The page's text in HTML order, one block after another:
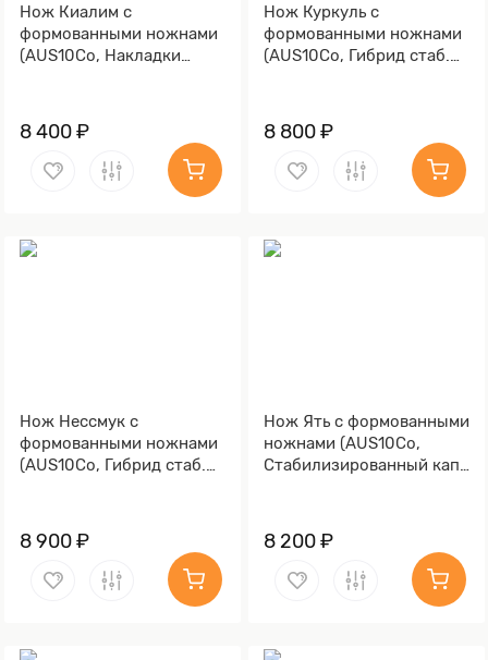
Нож Киалим с
формованными ножнами
(AUS10Co, Накладки
Обработка клинка
Stonewash)
8 400 ₽
Нож Куркуль с
формованными ножнами
(AUS10Co, Гибрид стаб.
8 800 ₽
Нож Нессмук с
формованными ножнами
(AUS10Co, Гибрид стаб.
8 900 ₽
Нож Ять с формованными
ножнами (AUS10Co,
Стабилизированный кап
8 200 ₽